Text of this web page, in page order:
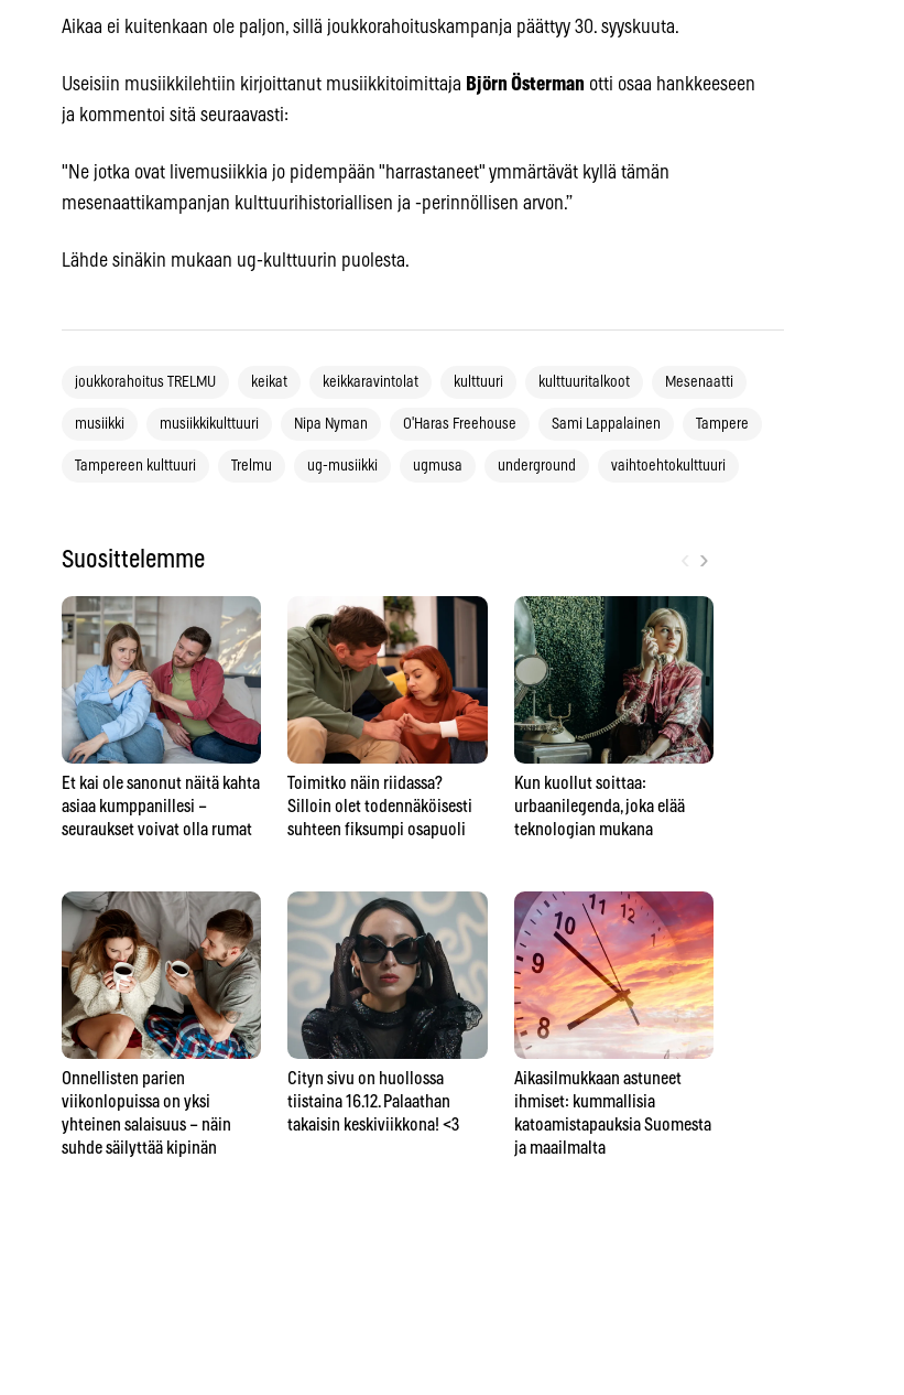
Aikaa ei kuitenkaan ole paljon, sillä joukkorahoituskampanja päättyy 30. syyskuuta.
Useisiin musiikkilehtiin kirjoittanut musiikkitoimittaja Björn Österman otti osaa hankkeeseen
ja kommentoi sitä seuraavasti:
"Ne jotka ovat livemusiikkia jo pidempään "harrastaneet" ymmärtävät kyllä tämän
mesenaattikampanjan kulttuurihistoriallisen ja -perinnöllisen arvon.”
Lähde sinäkin mukaan ug-kulttuurin puolesta.
joukkorahoitus TRELMU keikat keikkaravintolat kulttuuri kulttuuritalkoot Mesenaatti
musiikki musiikkikulttuuri Nipa Nyman O'Haras Freehouse Sami Lappalainen Tampere
Tampereen kulttuuri Trelmu ug-musiikki ugmusa underground vaihtoehtokulttuuri
Suosittelemme ›
Et kai ole sanonut näitä kahta
asiaa kumppanillesi –
seuraukset voivat olla rumat
Onnellisten parien
viikonlopuissa on yksi
yhteinen salaisuus – näin
suhde säilyttää kipinän
Toimitko näin riidassa?
Silloin olet todennäköisesti
suhteen fiksumpi osapuoli
Cityn sivu on huollossa
tiistaina 16.12. Palaathan
takaisin keskiviikkona! <3
Kun kuollut soittaa:
urbaanilegenda, joka elää
teknologian mukana
Aikasilmukkaan astuneet
ihmiset: kummallisia
katoamistapauksia Suomesta
ja maailmalta